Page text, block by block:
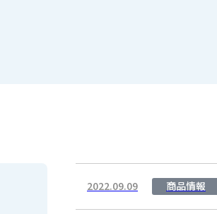
2022.09.09 商品情報